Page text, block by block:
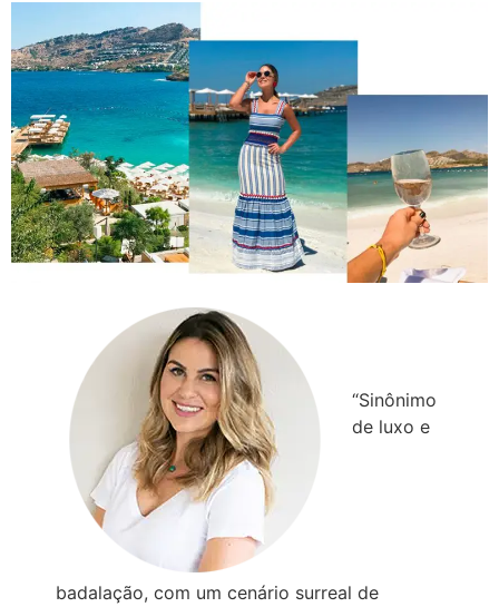
“Sinônimo
de luxo e
badalação, com um cenário surreal de